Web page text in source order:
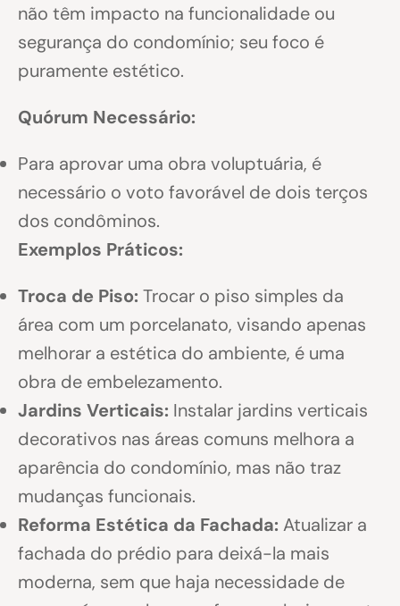
não têm impacto na funcionalidade ou
segurança do condomínio; seu foco é
puramente estético.
Quórum Necessário:
Para aprovar uma obra voluptuária, é
necessário o voto favorável de dois terços
dos condôminos.
Exemplos Práticos:
Troca de Piso: Trocar o piso simples da
área com um porcelanato, visando apenas
melhorar a estética do ambiente, é uma
obra de embelezamento.
Jardins Verticais: Instalar jardins verticais
decorativos nas áreas comuns melhora a
aparência do condomínio, mas não traz
mudanças funcionais.
Reforma Estética da Fachada: Atualizar a
fachada do prédio para deixá-la mais
moderna, sem que haja necessidade de